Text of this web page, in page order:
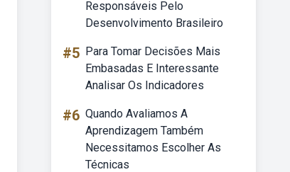
Responsáveis Pelo
Desenvolvimento Brasileiro
#5 Para Tomar Decisões Mais
Embasadas E Interessante
Analisar Os Indicadores
#6 Quando Avaliamos A
Aprendizagem Também
Necessitamos Escolher As
Técnicas